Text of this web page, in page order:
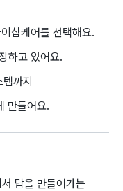
샵케어를 선택해요.
하고 있어요.
까지
만들어요.
답을 만들어가는